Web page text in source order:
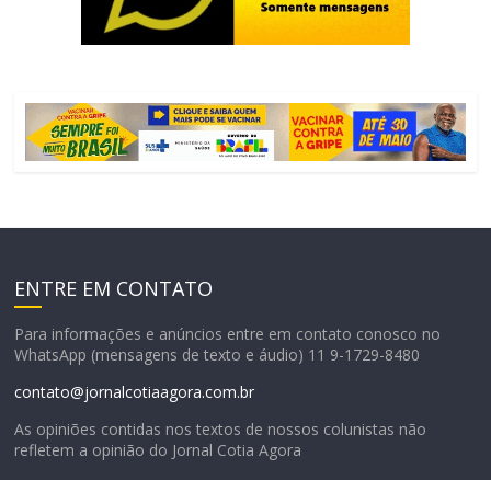
ENTRE EM CONTATO
Para informações e anúncios entre em contato conosco no
WhatsApp (mensagens de texto e áudio) 11 9-1729-8480
contato@jornalcotiaagora.com.br
As opiniões contidas nos textos de nossos colunistas não
refletem a opinião do Jornal Cotia Agora